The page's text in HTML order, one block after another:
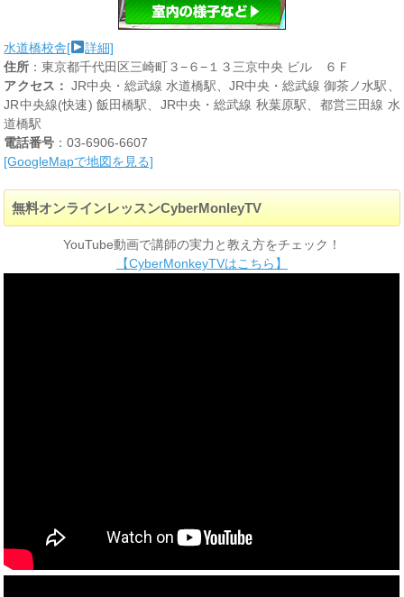
水道橋校舎[
詳細]
住所 ：東京都千代田区三崎町３−６−１３三京中央 ビル ６Ｆ
アクセス： JR中央・総武線 水道橋駅、JR中央・総武線 御茶ノ水駅、
JR中央線(快速) 飯田橋駅、JR中央・総武線 秋葉原駅、都営三田線 水
道橋駅
電話番号 ：03-6906-6607
[GoogleMapで地図を見る]
無料オンラインレッスンCyberMonleyTV
YouTube動画で講師の実力と教え方をチェック！
【CyberMonkeyTVはこちら】